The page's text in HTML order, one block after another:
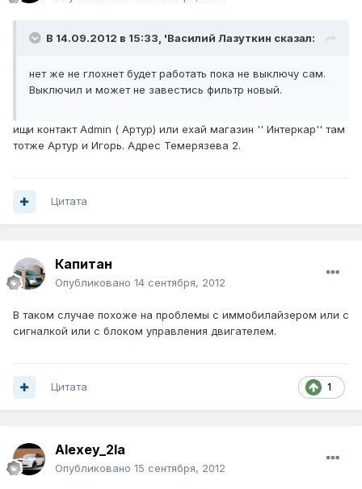
В 14.09.2012 в 15:33, 'Василий Лазуткин сказал:
нет же не глохнет будет работать пока не выключу сам.
Выключил и может не завестись фильтр новый.
ищи контакт Admin ( Артур) или ехай магазин '' Интеркар'' там
тотже Артур и Игорь. Адрес Темерязева 2.
Цитата
Капитан
Опубликовано 14 сентября, 2012
В таком случае похоже на проблемы с иммобилайзером или с
сигналкой или с блоком управления двигателем.
1
Цитата
Alexey_2la
Опубликовано 15 сентября, 2012